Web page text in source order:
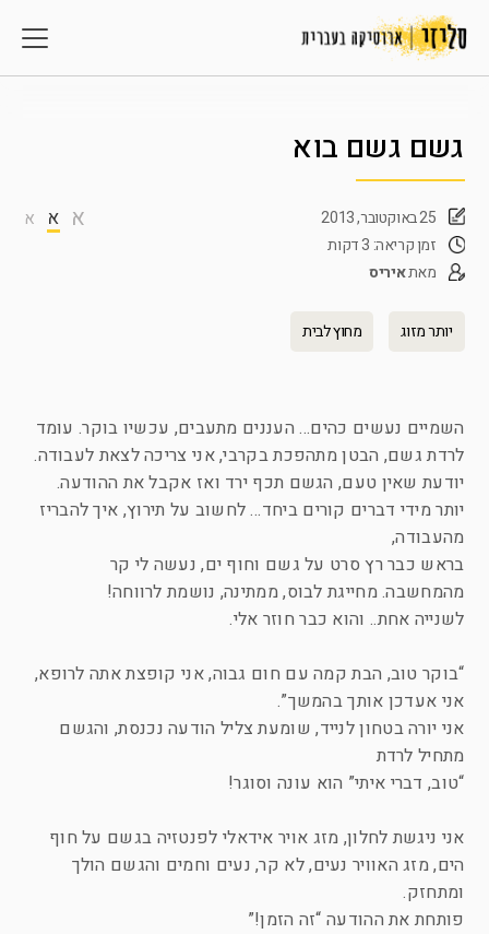
גשם גשם בוא
א א א
25 באוקטובר, 2013
זמן קריאה: 3 דקות
מאתאיריס
יותר מזוג מחוץ לבית
השמיים נעשים כהים… העננים מתעבים, עכשיו בוקר. עומד
לרדת גשם, הבטן מתהפכת בקרבי, אני צריכה לצאת לעבודה.
יודעת שאין טעם, הגשם תכף ירד ואז אקבל את ההודעה.
יותר מידי דברים קורים ביחד… לחשוב על תירוץ, איך להבריז
מהעבודה,
בראש כבר רץ סרט על גשם וחוף ים, נעשה לי קר
מהמחשבה. מחייגת לבוס, ממתינה, נושמת לרווחה!
לשנייה אחת.. והוא כבר חוזר אלי.
“בוקר טוב, הבת קמה עם חום גבוה, אני קופצת אתה לרופא,
אני אעדכן אותך בהמשך”.
אני יורה בטחון לנייד, שומעת צליל הודעה נכנסת, והגשם
מתחיל לרדת
“טוב, דברי איתי” הוא עונה וסוגר!
אני ניגשת לחלון, מזג אויר אידאלי לפנטזיה בגשם על חוף
הים, מזג האוויר נעים, לא קר, נעים וחמים והגשם הולך
ומתחזק.
פותחת את ההודעה “זה הזמן!”